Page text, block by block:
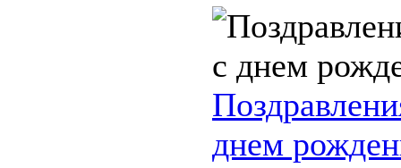
днем